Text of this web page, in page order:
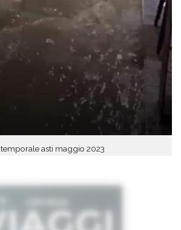
temporale asti maggio 2023